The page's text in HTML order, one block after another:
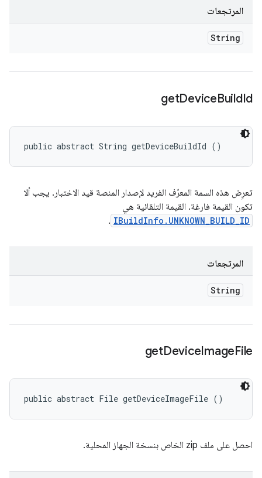
المرتجعات
String
getDeviceBuildId
public abstract String getDeviceBuildId ()
تعرِض هذه السمة المعرّف الفريد لإصدار المنصة قيد الاختبار. يجب ألا
تكون القيمة فارغة. القيمة التلقائية هي
IBuildInfo.UNKNOWN_BUILD_ID
.
المرتجعات
String
getDeviceImageFile
public abstract File getDeviceImageFile ()
احصل على ملف zip الخاص بنسخة الجهاز المحلية.